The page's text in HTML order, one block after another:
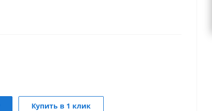
Купить в 1 клик